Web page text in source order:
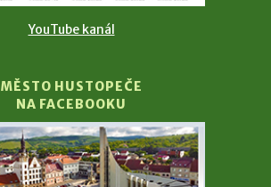
YouTube kanál
MĚSTO HUSTOPEČE
NA FACEBOOKU